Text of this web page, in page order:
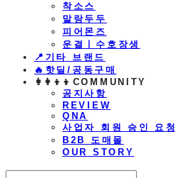
착소스
말랑두두
피어몬즈
운결ㅣ수호장생
📍기타 브랜드
🔥핫딜/공동구매
👩‍👩‍👦‍👦COMMUNITY
공지사항
REVIEW
QNA
사업자 회원 승인 요청
B2B 도매몰
OUR STORY